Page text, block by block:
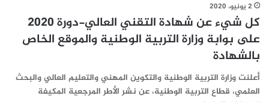
2 يونيو، 2020
كل شيء عن شهادة التقني العالي-دورة 2020
على بوابة وزارة التربية الوطنية والموقع الخاص
بالشهادة
أعلنت وزارة التربية الوطنية والتكوين المهني والتعليم العالي والبحث
العلمي، قطاع التربية الوطنية، عن نشر الأطر المرجعية المكيفة